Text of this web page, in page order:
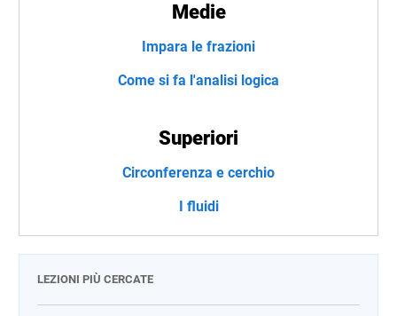
Medie
Impara le frazioni
Come si fa l'analisi logica
Superiori
Circonferenza e cerchio
I fluidi
LEZIONI PIÙ CERCATE